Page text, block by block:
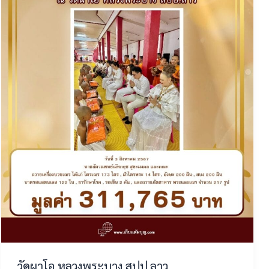
วัดผาโอ หลวงพระบาง สปป.ลาว